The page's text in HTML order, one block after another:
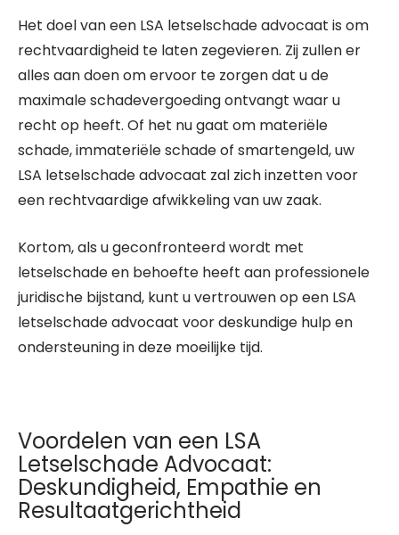
Het doel van een LSA letselschade advocaat is om
rechtvaardigheid te laten zegevieren. Zij zullen er
alles aan doen om ervoor te zorgen dat u de
maximale schadevergoeding ontvangt waar u
recht op heeft. Of het nu gaat om materiële
schade, immateriële schade of smartengeld, uw
LSA letselschade advocaat zal zich inzetten voor
een rechtvaardige afwikkeling van uw zaak.
Kortom, als u geconfronteerd wordt met
letselschade en behoefte heeft aan professionele
juridische bijstand, kunt u vertrouwen op een LSA
letselschade advocaat voor deskundige hulp en
ondersteuning in deze moeilijke tijd.
Voordelen van een LSA
Letselschade Advocaat:
Deskundigheid, Empathie en
Resultaatgerichtheid